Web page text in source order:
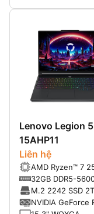
Lenovo Legion 5
15AHP11
Liên hệ
AMD Ryzen™ 7
Processor (8C,
to 5.10GHz)
32GB DDR5-
M.2 2242 SSD
NVIDIA GeForce